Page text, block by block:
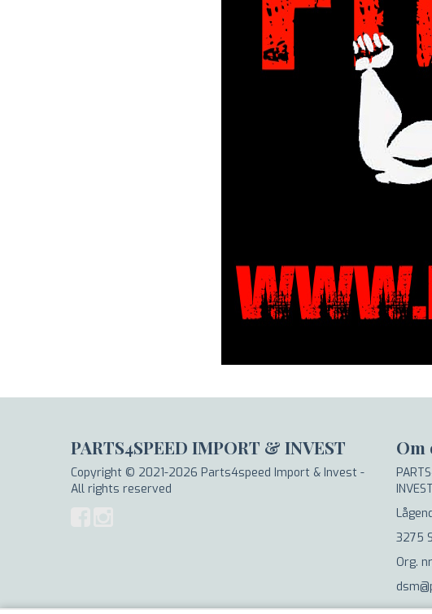
PARTS4SPEED IMPORT & INVEST
Copyright © 2021-2026 Parts4speed Import & Invest -
All rights reserved
Om
INVEST
3275
Org.